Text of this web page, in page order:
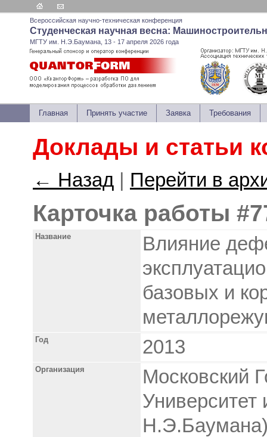
Всероссийская научно-техническая конференция
Студенческая научная весна:
МГТУ им. Н.Э.Баумана, 13 - 17 апреля 2026 года
Главная Принять участие Заявка Требования
Доклады и статьи
← Назад Перейти в
Карточка работы
Название
Влияние
базовых и
Год 2013
Организация
Московский